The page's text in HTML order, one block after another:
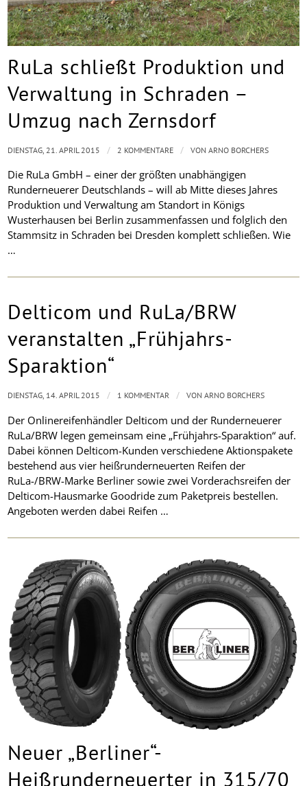
RuLa schließt Produktion und
Verwaltung in Schraden –
Umzug nach Zernsdorf
Die RuLa GmbH – einer der größten unabhängigen
Runderneuerer Deutschlands – will ab Mitte dieses Jahres
Produktion und Verwaltung am Standort in Königs
Wusterhausen bei Berlin zusammenfassen und folglich den
Stammsitz in Schraden bei Dresden komplett schließen. Wie
…
DIENSTAG, 21. APRIL 2015 / 2 KOMMENTARE / VONARNO BORCHERS
Delticom und RuLa/BRW
veranstalten „Frühjahrs-
Sparaktion“
Der Onlinereifenhändler Delticom und der Runderneuerer
RuLa/BRW legen gemeinsam eine „Frühjahrs-Sparaktion“ auf.
Dabei können Delticom-Kunden verschiedene Aktionspakete
bestehend aus vier heißrunderneuerten Reifen der
RuLa-/BRW-Marke Berliner sowie zwei Vorderachsreifen der
Delticom-Hausmarke Goodride zum Paketpreis bestellen.
Angeboten werden dabei Reifen …
DIENSTAG, 14. APRIL 2015 / 1 KOMMENTAR / VONARNO BORCHERS
Neuer „Berliner“-
Heißrunderneuerter in 315/70